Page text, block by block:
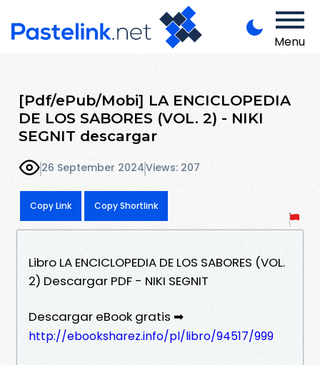
Menu
[Pdf/ePub/Mobi] LA ENCICLOPEDIA
DE LOS SABORES (VOL. 2) - NIKI
SEGNIT descargar
26 September 2024Views: 207
Copy Link Copy Shortlink
Libro LA ENCICLOPEDIA DE LOS SABORES (VOL.
2) Descargar PDF - NIKI SEGNIT
Descargar eBook gratis ➡
http://ebooksharez.info/pl/libro/94517/999